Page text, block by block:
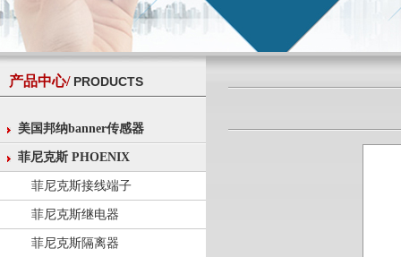
产品中心/ PRODUCTS
美国邦纳banner传感器
菲尼克斯 PHOENIX
菲尼克斯接线端子
菲尼克斯继电器
菲尼克斯隔离器